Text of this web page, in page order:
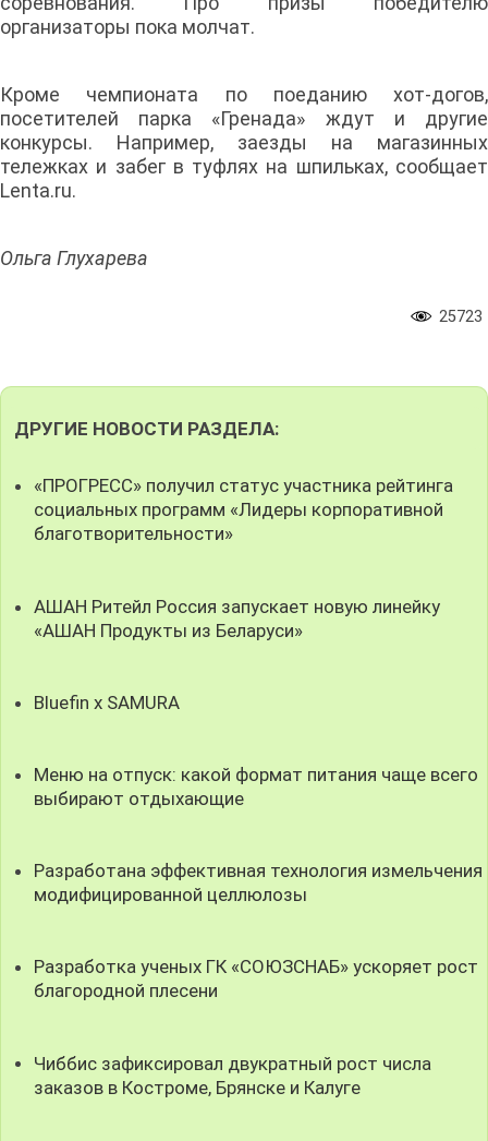
организаторы пока молчат.
Кроме чемпионата по поеданию хот-догов,
посетителей парка «Гренада» ждут и другие
конкурсы. Например, заезды на магазинных
тележках и забег в туфлях на шпильках, сообщает
Lenta.ru.
Ольга Глухарева
25723
ДРУГИЕ НОВОСТИ РАЗДЕЛА:
«ПРОГРЕСС» получил статус участника рейтинга
социальных программ «Лидеры корпоративной
благотворительности»
АШАН Ритейл Россия запускает новую линейку
«АШАН Продукты из Беларуси»
Bluefin x SAMURA
Меню на отпуск: какой формат питания чаще всего
выбирают отдыхающие
Разработана эффективная технология измельчения
модифицированной целлюлозы
Разработка ученых ГК «СОЮЗСНАБ» ускоряет рост
благородной плесени
Чиббис зафиксировал двукратный рост числа
заказов в Костроме, Брянске и Калуге